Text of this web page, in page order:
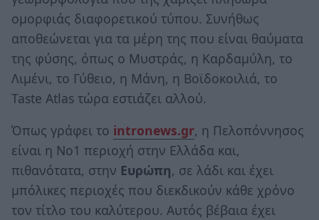
ομορφιάς διαφορετικού τύπου. Συνήθως
αποθεώνεται για τα μέρη της που είναι θαύματα
της φύσης, όπως ο Μυστράς, η Καρδαμύλη, το
Λιμένι, το Γύθειο, η Μάνη, η Βοϊδοκοιλιά, το
Taste Atlas τώρα εστιάζει αλλού.
Όπως γράφει το intronews.gr, η Πελοπόννησος
είναι η Νο1 περιοχή στην Ελλάδα και,
πιθανότατα, στην Ευρώπη, σε λάδι και έχει
μπόλικες περιοχές που διεκδικούν κάθε χρόνο
τον τίτλο του καλύτερου. Αυτός βέβαια έχει